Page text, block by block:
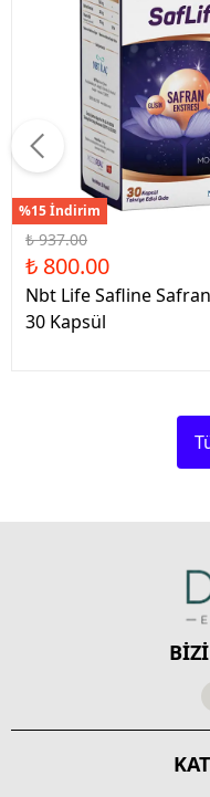
%15 İndirim
₺ 937.00
₺ 800.00
Nbt Life Safline
30 Kapsül